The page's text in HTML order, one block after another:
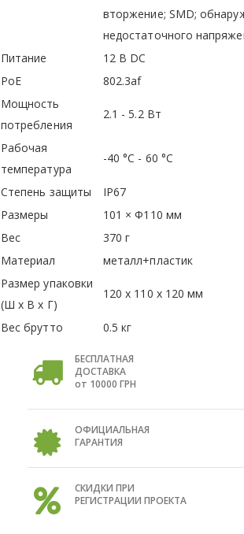
вторжение; SMD;
недостаточного
Питание
12 В DC
PoE
802.3af
Мощность
потребления
2.1 - 5.2 Вт
Рабочая
температура
-40 °C - 60 °C
Степень защиты
IP67
Размеры
101 × Φ110 мм
Вес
370 г
Материал
металл+пластик
Размер упаковки
(Ш х В х Г)
120 x 110 x 120 мм
Вес брутто 0.5 кг
БЕСПЛАТНАЯ
ДОСТАВКА
от 10000 ГРН
ОФИЦИАЛЬНАЯ
ГАРАНТИЯ
СКИДКИ ПРИ
РЕГИСТРАЦИИ ПРОЕКТА